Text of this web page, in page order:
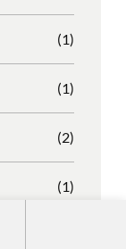
(1)
(1)
(2)
(1)